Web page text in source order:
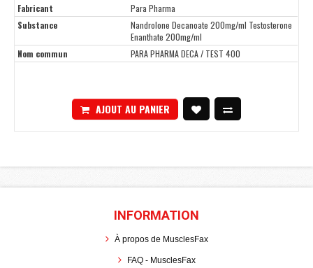
Fabricant
Para Pharma
Substance
Nandrolone Decanoate 200mg/ml Testosterone
Enanthate 200mg/ml
Nom commun
PARA PHARMA DECA / TEST 400
AJOUT AU PANIER
INFORMATION
À propos de MusclesFax
FAQ - MusclesFax